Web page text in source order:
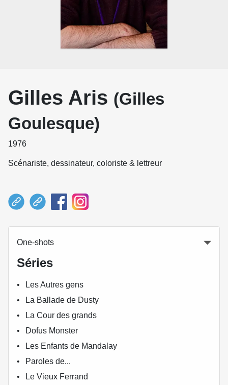
Gilles Aris (Gilles
Goulesque)
1976
Scénariste, dessinateur, coloriste & lettreur
One-shots
Séries
Les Autres gens
La Ballade de Dusty
La Cour des grands
Dofus Monster
Les Enfants de Mandalay
Paroles de...
Le Vieux Ferrand